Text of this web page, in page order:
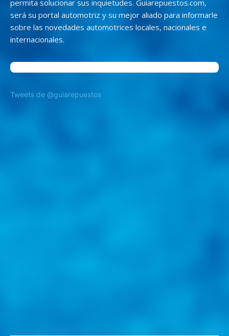
permita solucionar sus inquietudes. Guiarepuestos.com,
será su portal automotriz y su mejor aliado para informarle
sobre las novedades automotrices locales, nacionales e
internacionales.
Tweets de @guiarepuestos